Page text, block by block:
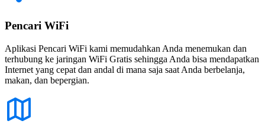
Pencari WiFi
Aplikasi Pencari WiFi kami memudahkan Anda menemukan dan
terhubung ke jaringan WiFi Gratis sehingga Anda bisa mendapatkan
Internet yang cepat dan andal di mana saja saat Anda berbelanja,
makan, dan bepergian.